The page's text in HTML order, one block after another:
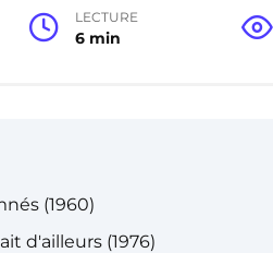
LECTURE
6 min
(1960)
d'ailleurs (1976)